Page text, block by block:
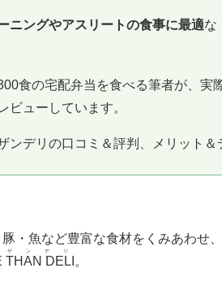
ニングやアスリートの食事に最適な
食の宅配弁当を食べる筆者が、実
ビューしています。
ンデリの口コミ＆評判、メリット＆
・魚など豊富な食材をくみあわせ、
THAN DELI
ザンデリ
。